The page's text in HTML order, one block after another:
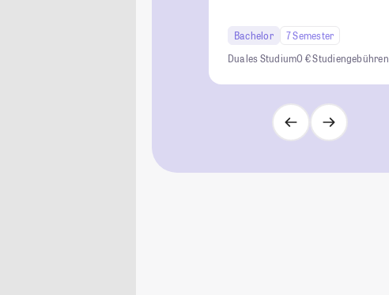
Bachelor
7 Semester
Duales Studium0 € Studiengebühren